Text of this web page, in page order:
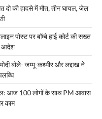
की हादसे में मौत, तीन घायल, जेल
पोस्ट पर बॉम्बे हाई कोर्ट की सख्त
आदेश
बोले- जम्मू-कश्मीर और लद्दाख ने
आज 100 लोगों के साथ PM आवास
काम